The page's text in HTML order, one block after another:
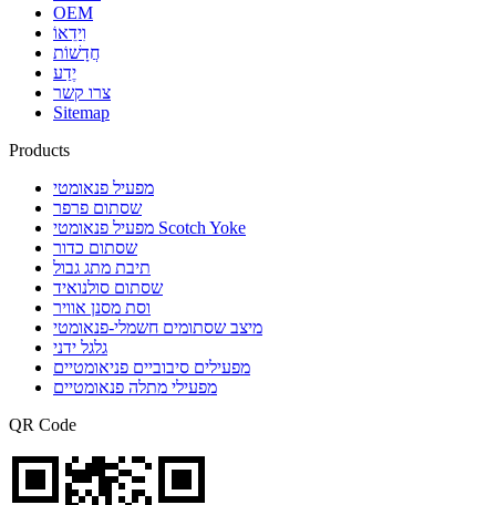
OEM
וִידֵאוֹ
חֲדָשׁוֹת
יֶדַע
צרו קשר
Sitemap
Products
מפעיל פנאומטי
שסתום פרפר
מפעיל פנאומטי Scotch Yoke
שסתום כדור
תיבת מתג גבול
שסתום סולנואיד
וסת מסנן אוויר
מיצב שסתומים חשמלי-פנאומטי
גלגל ידני
מפעילים סיבוביים פניאומטיים
מפעילי מתלה פנאומטיים
QR Code